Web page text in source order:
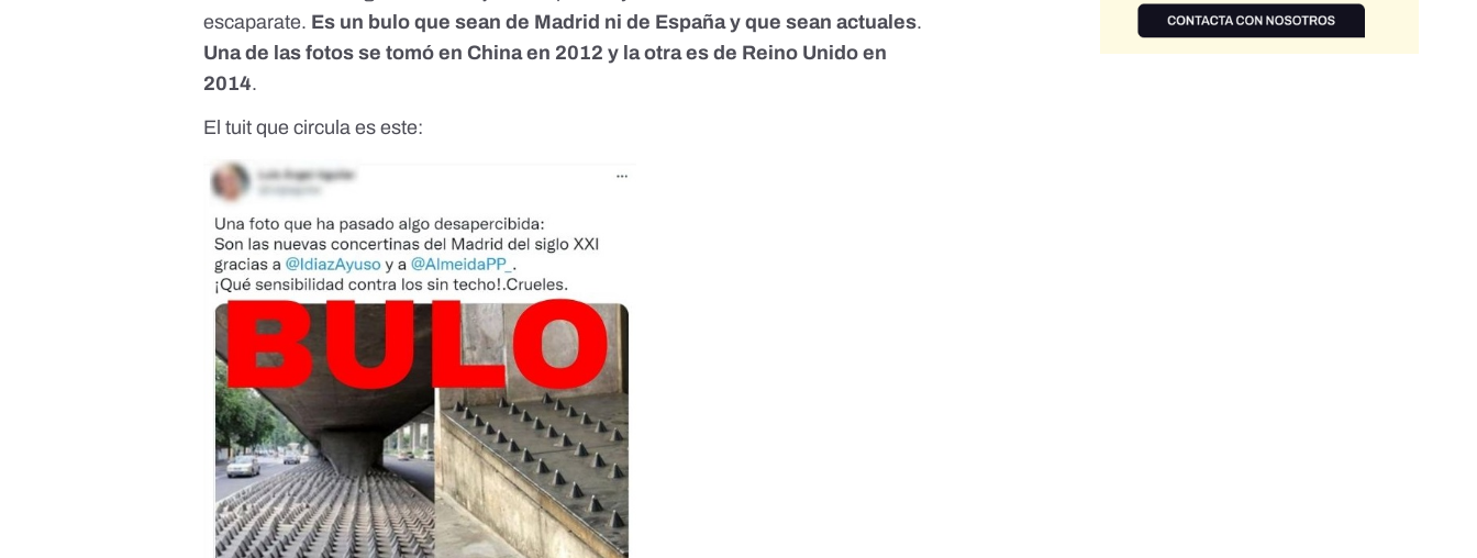
escaparate. Es un bulo que sean de Madrid ni de España y que sean actuales.
Una de las fotos se tomó en China en 2012 y la otra es de Reino Unido en
2014.
El tuit que circula es este: